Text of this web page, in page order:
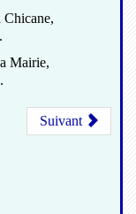
Chicane,
Mairie,
Suivant